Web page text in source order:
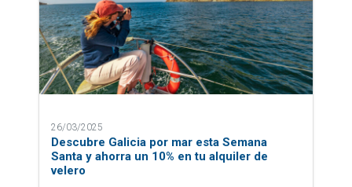
26/03/2025
Descubre Galicia por mar esta Semana
Santa y ahorra un 10% en tu alquiler de
velero